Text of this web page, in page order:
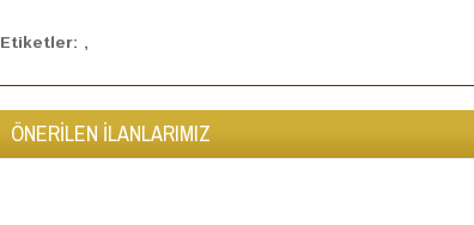
Etiketler: ,
ÖNERİLEN İLANLARIMIZ